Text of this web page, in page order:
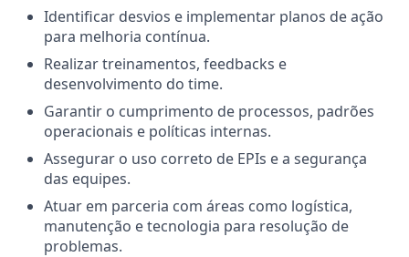
Identificar desvios e implementar planos de ação
para melhoria contínua.
Realizar treinamentos, feedbacks e
desenvolvimento do time.
Garantir o cumprimento de processos, padrões
operacionais e políticas internas.
Assegurar o uso correto de EPIs e a segurança
das equipes.
Atuar em parceria com áreas como logística,
manutenção e tecnologia para resolução de
problemas.